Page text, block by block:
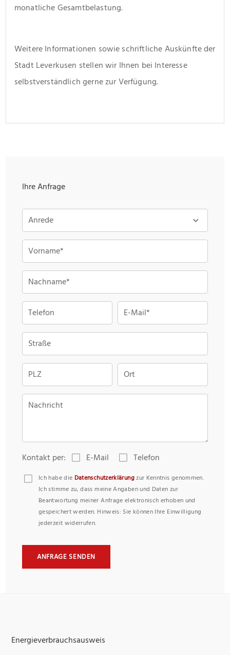
monatliche Gesamtbelastung.
Weitere Informationen sowie schriftliche Auskünfte der
Stadt Leverkusen stellen wir Ihnen bei Interesse
selbstverständlich gerne zur Verfügung.
Ihre Anfrage
Anrede
Vorname*
Nachname*
Telefon E-Mail*
Straße
PLZ Ort
Nachricht
Kontakt per: E-Mail Telefon
Ich habe die Datenschutzerklärungzur Kenntnis genommen.
Ich stimme zu, dass meine Angaben und Daten zur
Beantwortung meiner Anfrage elektronisch erhoben und
gespeichert werden. Hinweis: Sie können Ihre Einwilligung
jederzeit widerrufen.
ANFRAGE SENDEN
Energieverbrauchsausweis